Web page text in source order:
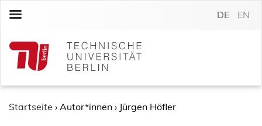
c
DE EN
Startseite › Autor*innen › Jürgen Höfler